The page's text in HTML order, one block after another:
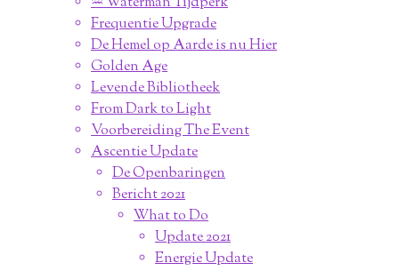
Frequentie Upgrade
De Hemel op Aarde is nu Hier
Golden Age
Levende Bibliotheek
From Dark to Light
Voorbereiding The Event
Ascentie Update
De Openbaringen
Bericht 2021
What to Do
Update 2021
Energie Update